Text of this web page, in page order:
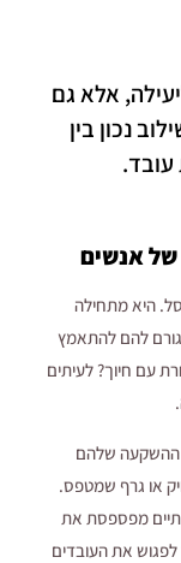
אלא גם
נכון בין
עובד.
אנשים
היא מתחילה
להם להתאמץ
עם חיוך? לעיתים
ההשקעה שלהם
או גרף שמטפס.
מפספסת את
לפגוש את העובדים